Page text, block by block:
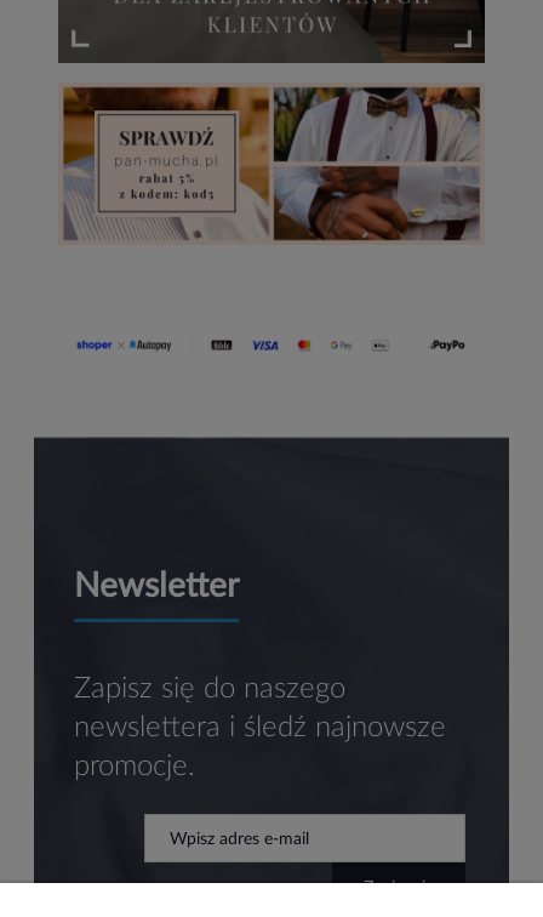
Newsletter
Zapisz się do naszego
newslettera i śledź najnowsze
promocje.
zapisz się